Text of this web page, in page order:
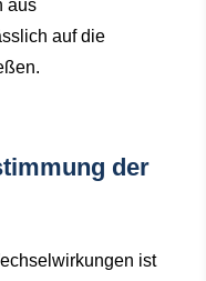
aus
auf die
der
ist